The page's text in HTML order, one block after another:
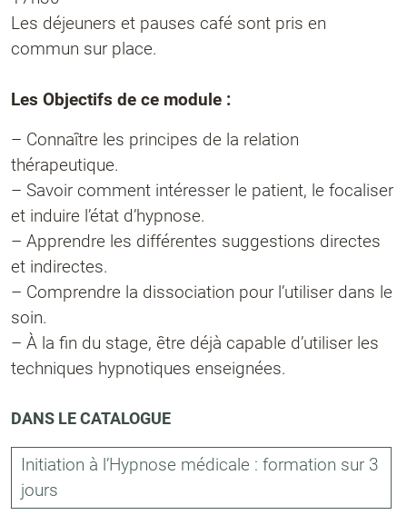
Les déjeuners et pauses café sont pris en
commun sur place.
Les Objectifs de ce module :
– Connaître les principes de la relation
thérapeutique.
– Savoir comment intéresser le patient, le focaliser
et induire l’état d’hypnose.
– Apprendre les différentes suggestions directes
et indirectes.
– Comprendre la dissociation pour l’utiliser dans le
soin.
– À la fin du stage, être déjà capable d’utiliser les
techniques hypnotiques enseignées.
DANS LE CATALOGUE
Initiation à l’Hypnose médicale : formation sur 3
jours